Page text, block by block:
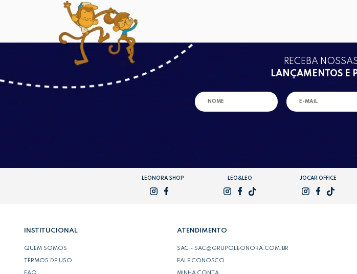
RECEBA
LANÇAMENTOS E
LEONORA SHOP LEO&LEO JOCAR OFFICE
INSTITUCIONAL
QUEM SOMOS
TERMOS DE USO
ATENDIMENTO
SAC - SAC@GRUPOLEONORA.COM.BR
FALE CONOSCO